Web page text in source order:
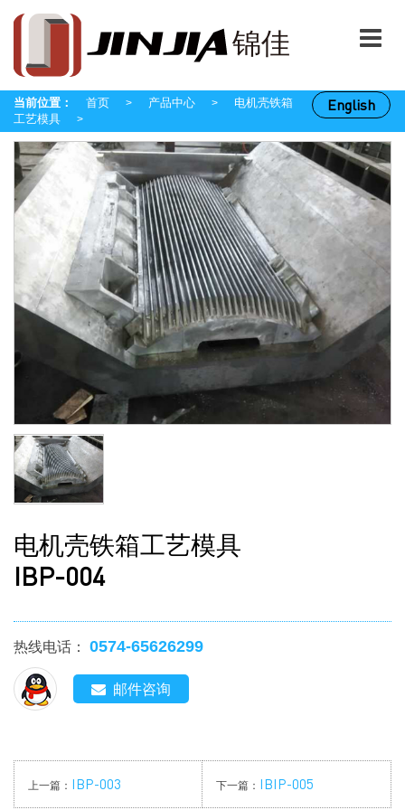
English
当前位置： 首页 > 产品中心 >
电机壳铁箱
工艺模具
>
电机壳铁箱工艺模具
IBP-004
热线电话： 0574-65626299
邮件咨询
上一篇： IBP-003 下一篇： IBIP-005